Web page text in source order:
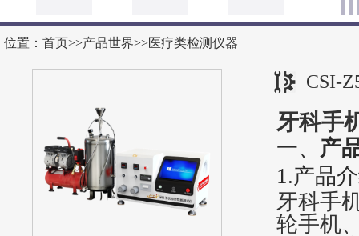
位置： 首页>>产品世界>>医疗类检测仪器
CSI-
牙科手
‌一、 产
1.产品
牙科手
轮手机